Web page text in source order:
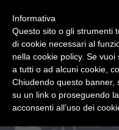
Informativa
Questo sito o gli strumenti
di cookie necessari al
nella cookie policy. Se
a tutti o ad alcuni cookie,
Chiudendo questo banner,
su un link o proseguendo
acconsenti all’uso dei